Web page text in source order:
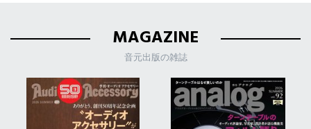
MAGAZINE
音元出版の雑誌